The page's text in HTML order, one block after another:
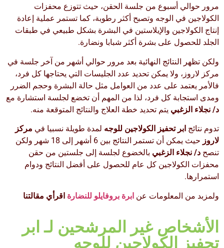
مرور حوالي أسبوع من جلسة الحقن، حيث تتوزع محفزات
الكولاجين في الوجه وتصبح أكثر رطوبة، كما تستمر عملية إعادة
إنتاج الكولاجين والإيلاستين في البشرة بشكل طبيعي في طبقات
الجلد للحصول على بشرة أكثر شبابا ونضارة.
ولكن تظهر النتائج النهائية بعد مرور حوالي أشهر من آخر جلسة في
مركز لاروز، ولا يمكن تحديد عدد الجليسات التي يحتاجها كل فرد،
فالأمر يعتمد على عدد من العوامل مثل حالة البشرة وحجم الضرر
ومدى استجابة كل فرد، لذا من المهم أن تخضع لجلسة استشارة مع
د/ نجلاء الزغبي يتم تحديد خطة العلاج والنتائج المتوقعة منه.
تدوم نتائج ابر تحفيز الكولاجين للوجه لمدة طويلة نسبيا في مركز
لاروز
حيث يمكن أن تستمر النتائج بين 6 أشهر إلى 18 شهر ولكن
تنصح د/ نجلاء الزغبي بالخضوع لجلسة إلى جلستين من حقن
محفزات الكولاجين كل عام للحصول على أفضل النتائج ودوام
استمرارها.
ولمزبد من المعلومات عن ابرة بروفايلو للنضارة اقرأي مقالتنا
الأشخاص غير المرشحين لـ ابر
تحفيز الكولاجين للوجه